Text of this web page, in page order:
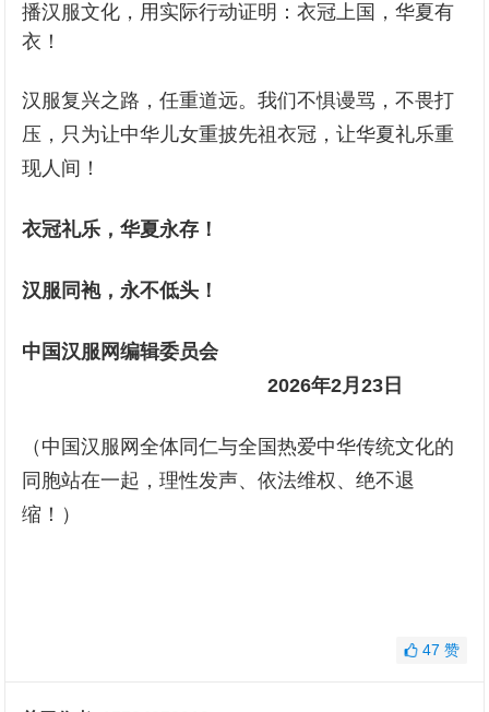
播汉服文化，用实际行动证明：衣冠上国，华夏有
衣！
汉服复兴之路，任重道远。我们不惧谩骂，不畏打
压，只为让中华儿女重披先祖衣冠，让华夏礼乐重
现人间！
衣冠礼乐，华夏永存！
汉服同袍，永不低头！
中国汉服网编辑委员会
2026年2月23日
（中国汉服网全体同仁与全国热爱中华传统文化的
同胞站在一起，理性发声、依法维权、绝不退
缩！）
47 赞